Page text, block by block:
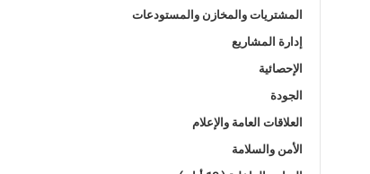
المشتريات والمخازن والمستودعات
إدارة المشاريع
الإحصائية
الجودة
العلاقات العامة والإعلام
الأمن والسلامة